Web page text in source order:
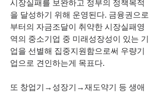
시장실패를 보완하고 정부의 정책목적
을 달성하기 위해 운영된다. 금융권으로
부터의 자금조달이 취약한 시장실패영
역의 중소기업 중 미래성장성이 있는 기
업을 선별해 집중지원함으로써 우량기
업으로 견인하는게 목표다.
또 창업기→성장기→재도약기 등 생애